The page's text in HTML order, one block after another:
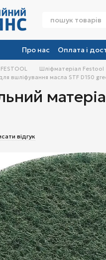
Про нас Оплата і
Шліфматеріал Festool
вшліфування масла STF D150
відгук